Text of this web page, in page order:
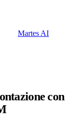
Martes AI
con